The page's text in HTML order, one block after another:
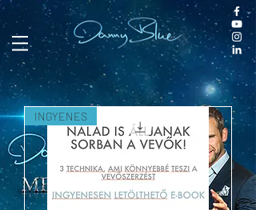
INGYENES